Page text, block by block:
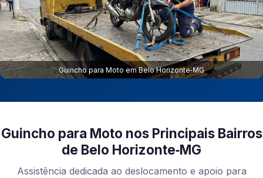
Guincho para Moto em Belo Horizonte‑MG
Guincho para Moto nos Principais Bairros
de Belo Horizonte‑MG
Assistência dedicada ao deslocamento e apoio para